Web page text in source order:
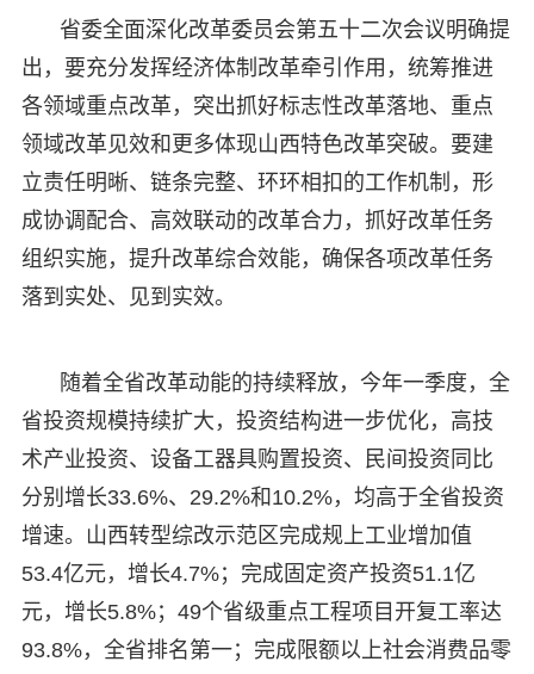
省委全面深化改革委员会第五十二次会议明确提
出，要充分发挥经济体制改革牵引作用，统筹推进
各领域重点改革，突出抓好标志性改革落地、重点
领域改革见效和更多体现山西特色改革突破。要建
立责任明晰、链条完整、环环相扣的工作机制，形
成协调配合、高效联动的改革合力，抓好改革任务
组织实施，提升改革综合效能，确保各项改革任务
落到实处、见到实效。
随着全省改革动能的持续释放，今年一季度，全
省投资规模持续扩大，投资结构进一步优化，高技
术产业投资、设备工器具购置投资、民间投资同比
分别增长33.6%、29.2%和10.2%，均高于全省投资
增速。山西转型综改示范区完成规上工业增加值
53.4亿元，增长4.7%；完成固定资产投资51.1亿
元，增长5.8%；49个省级重点工程项目开复工率达
93.8%，全省排名第一；完成限额以上社会消费品零